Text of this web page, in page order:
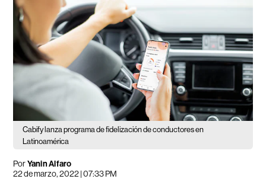
Cabify lanza programa de fidelización de conductores en
Latinoamérica
PorYanin Alfaro
22 de marzo, 2022 | 07:33 PM